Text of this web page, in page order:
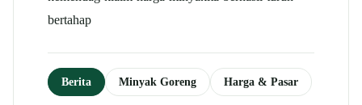
bertahap
Berita Minyak Goreng Harga & Pasar